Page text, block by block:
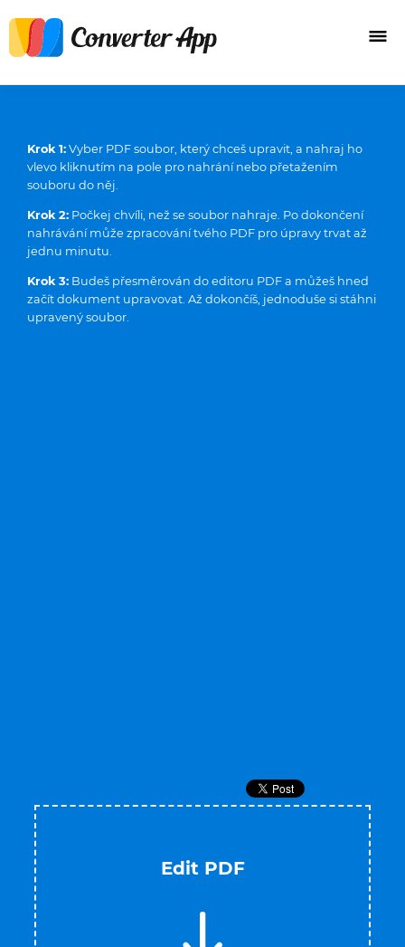
Krok 1: Vyber PDF soubor, který chceš upravit, a nahraj ho
vlevo kliknutím na pole pro nahrání nebo přetažením
souboru do něj.
Krok 2: Počkej chvíli, než se soubor nahraje. Po dokončení
nahrávání může zpracování tvého PDF pro úpravy trvat až
jednu minutu.
Krok 3: Budeš přesměrován do editoru PDF a můžeš hned
začít dokument upravovat. Až dokončíš, jednoduše si stáhni
upravený soubor.
Edit PDF